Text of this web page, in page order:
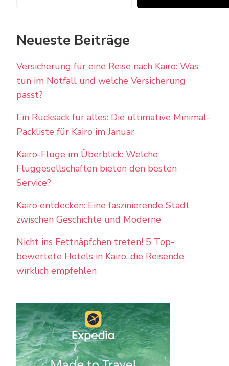
Neueste Beiträge
Versicherung für eine Reise nach Kairo: Was
tun im Notfall und welche Versicherung
passt?
Ein Rucksack für alles: Die ultimative Minimal-
Packliste für Kairo im Januar
Kairo-Flüge im Überblick: Welche
Fluggesellschaften bieten den besten
Service?
Kairo entdecken: Eine faszinierende Stadt
zwischen Geschichte und Moderne
Nicht ins Fettnäpfchen treten! 5 Top-
bewertete Hotels in Kairo, die Reisende
wirklich empfehlen